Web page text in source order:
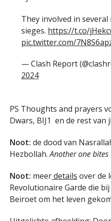
They involved in
sieges. https://t.co/
pic.twitter.com/
— Clash Report
2024
PS Thoughts and prayers
Dwars, BIJ1 en de rest van
Noot: de dood van
Hezbollah.Another one bites
Noot: meerdetails over de
Revolutionaire Garde die
Beiroet om het leven